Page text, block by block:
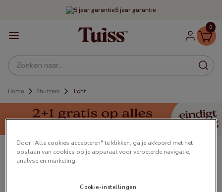
5 jaar garantie
0
Zoeken naar...
Shutters licht
Shutters Licht
Door "Alle cookies accepteren" te klikken, ga je akkoord met het
opslaan van cookies op je apparaat voor verbeterde navigatie,
analyse en marketing.
Cookie-instellingen